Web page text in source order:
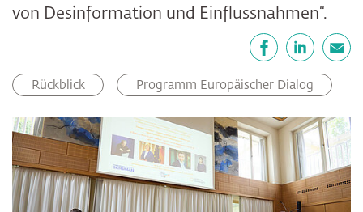
von Desinformation und Einflussnahmen“.
Rückblick Programm Europäischer Dialog